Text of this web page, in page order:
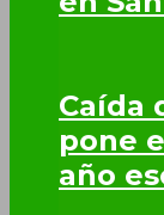
Caída
pone
año